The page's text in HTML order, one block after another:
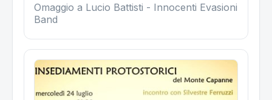
Omaggio a Lucio Battisti - Innocenti Evasioni
Band